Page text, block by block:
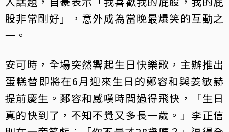
股非常剛好」，意外成為當晚最爆笑的互動之
一。
安可時，全場突然響起生日快樂歌，主辦推出
蛋糕替即將在6月迎來生日的鄭容和與姜敏赫
提前慶生。鄭容和感嘆時間過得飛快，「生日
真的快到了，不知不覺又多長一歲。」李正信